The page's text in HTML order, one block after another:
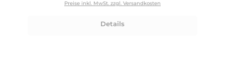
Preise inkl. MwSt. zzgl. Versandkosten
Details